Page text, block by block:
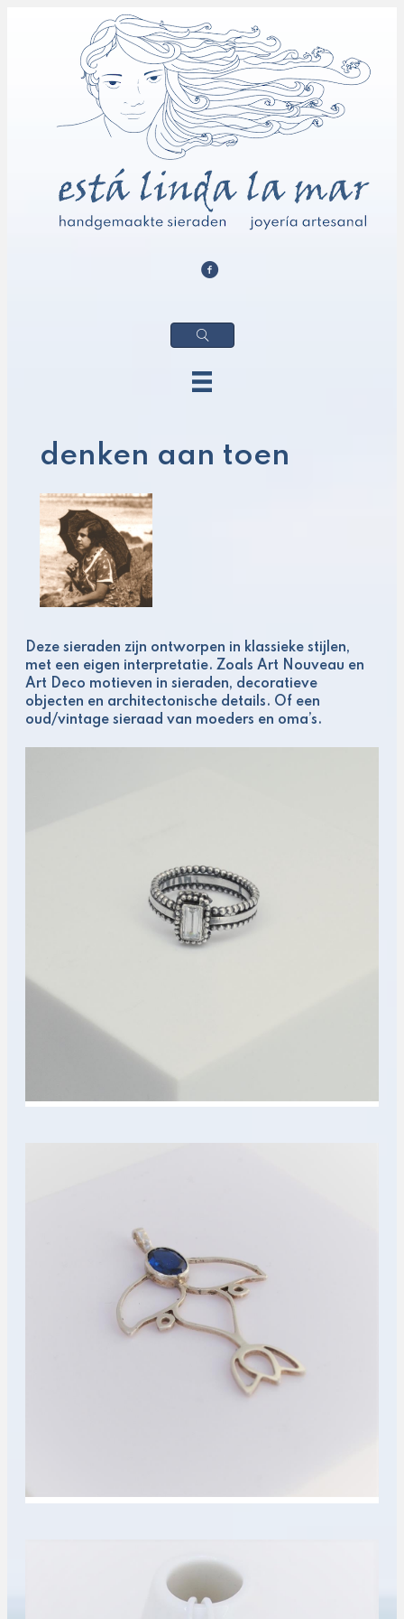
denken aan toen
Deze sieraden zijn ontworpen in klassieke stijlen,
met een eigen interpretatie. Zoals Art Nouveau en
Art Deco motieven in sieraden, decoratieve
objecten en architectonische details. Of een
oud/vintage sieraad van moeders en oma’s.